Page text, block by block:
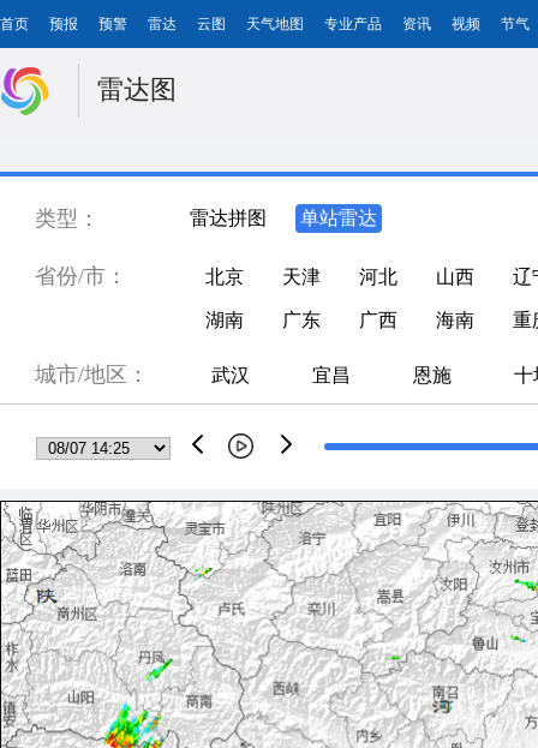
首页 预报 预警 雷达 云图 天气地图 专业产品 资讯 视频 节气
雷达图
类型： 雷达拼图 单站雷达
省份/市： 北京 天津 河北 山西 辽
湖南 广东 广西 海南 重
城市/地区： 武汉 宜昌 恩施 十